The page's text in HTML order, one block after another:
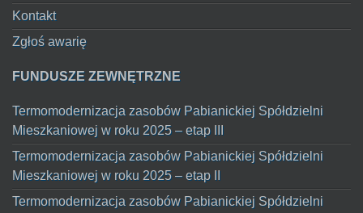
Kontakt
Zgłoś awarię
FUNDUSZE ZEWNĘTRZNE
Termomodernizacja zasobów Pabianickiej Spółdzielni
Mieszkaniowej w roku 2025 – etap III
Termomodernizacja zasobów Pabianickiej Spółdzielni
Mieszkaniowej w roku 2025 – etap II
Termomodernizacja zasobów Pabianickiej Spółdzielni